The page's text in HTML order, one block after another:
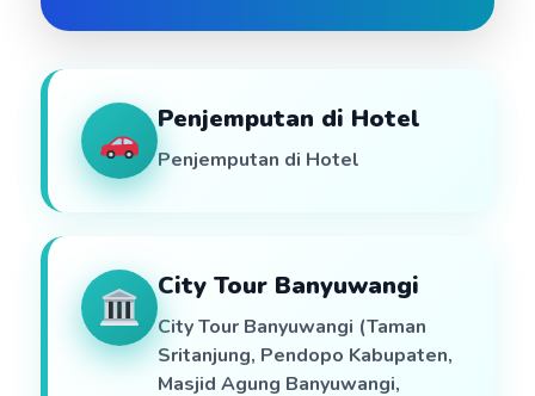
Penjemputan di Hotel
Penjemputan di Hotel
City Tour Banyuwangi
City Tour Banyuwangi (Taman
Sritanjung, Pendopo Kabupaten,
Masjid Agung Banyuwangi,